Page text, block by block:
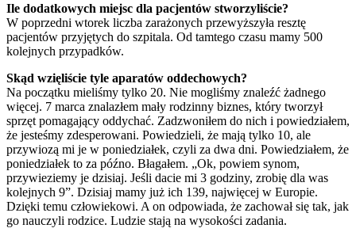
Ile dodatkowych miejsc dla pacjentów stworzyliście?
W poprzedni wtorek liczba zarażonych przewyższyła resztę
pacjentów przyjętych do szpitala. Od tamtego czasu mamy 500
kolejnych przypadków.
Skąd wzięliście tyle aparatów oddechowych?
Na początku mieliśmy tylko 20. Nie mogliśmy znaleźć żadnego
więcej. 7 marca znalazłem mały rodzinny biznes, który tworzył
sprzęt pomagający oddychać. Zadzwoniłem do nich i powiedziałem,
że jesteśmy zdesperowani. Powiedzieli, że mają tylko 10, ale
przywiozą mi je w poniedziałek, czyli za dwa dni. Powiedziałem, że
poniedziałek to za późno. Błagałem. „Ok, powiem synom,
przywieziemy je dzisiaj. Jeśli dacie mi 3 godziny, zrobię dla was
kolejnych 9”. Dzisiaj mamy już ich 139, najwięcej w Europie.
Dzięki temu człowiekowi. A on odpowiada, że zachował się tak, jak
go nauczyli rodzice. Ludzie stają na wysokości zadania.